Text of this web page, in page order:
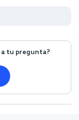
tu pregunta?